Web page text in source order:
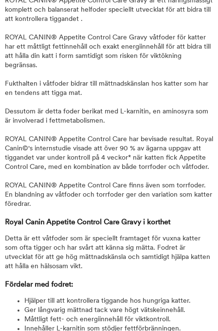
komplett och balanserat helfoder speciellt utvecklat för att bidra till
att kontrollera tiggandet .
ROYAL CANIN® Appetite Control Care Gravy våtfoder för katter
har ett måttligt fettinnehåll och exakt energiinnehåll för att bidra till
att hålla din katt i form samtidigt som risken för viktökning
begränsas.
Fukthalten i våtfoder bidrar till mättnadskänslan hos katter som har
en tendens att tigga mat.
Dessutom är detta foder berikat med L-karnitin, en aminosyra som
är involverad i fettmetabolismen.
ROYAL CANIN® Appetite Control Care har bevisade resultat. Royal
Canin©'s internstudie visade att över 90 % av ägarna uppgav att
tiggandet var under kontroll på 4 veckor* när katten fick Appetite
Control Care, med en kombination av både torrfoder och våtfoder.
ROYAL CANIN® Appetite Control Care finns även som torrfoder.
En blandning av våtfoder och torrfoder ger den variation som katter
föredrar.
Royal Canin Appetite Control Care Gravy i korthet
Detta är ett våtfoder som är speciellt framtaget för vuxna katter
som ofta tigger och har svårt att känna sig mätta. Fodret är
utvecklat för att ge hög mättnadskänsla och samtidigt hjälpa katten
att hålla en hälsosam vikt.
Fördelar med fodret:
Hjälper till att kontrollera tiggande hos hungriga katter.
Ger långvarig mättnad tack vare högt vätskeinnehåll.
Måttligt fett- och energiinnehåll för viktkontroll.
Innehåller L-karnitin som stödjer fettförbränningen.